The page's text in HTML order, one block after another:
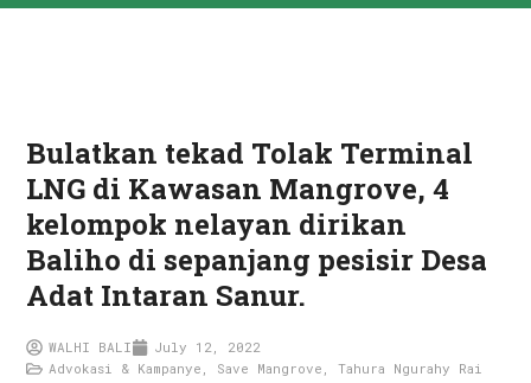
Bulatkan tekad Tolak Terminal
LNG di Kawasan Mangrove, 4
kelompok nelayan dirikan
Baliho di sepanjang pesisir Desa
Adat Intaran Sanur.
WALHI BALI
July 12, 2022
Advokasi & Kampanye , Save Mangrove ,Tahura Ngurahy Rai